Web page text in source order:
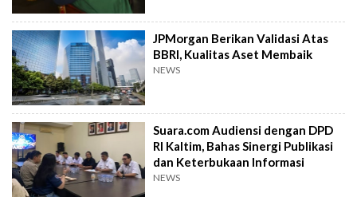
JPMorgan Berikan Validasi Atas
BBRI, Kualitas Aset Membaik
NEWS
Suara.com Audiensi dengan DPD
RI Kaltim, Bahas Sinergi Publikasi
dan Keterbukaan Informasi
NEWS